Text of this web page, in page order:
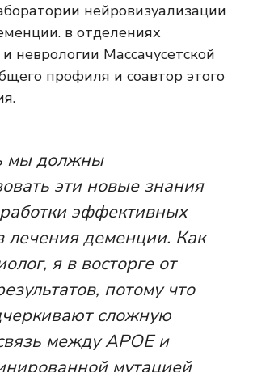
нейровизуализации
в отделениях
неврологии Массачусетской
профиля и соавтор этого
мы должны
эти новые знания
эффективных
лечения деменции. Как
я в восторге от
потому что
сложную
между APOE и